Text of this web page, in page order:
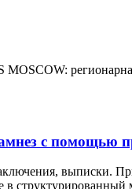
с помощью
выписки.
в